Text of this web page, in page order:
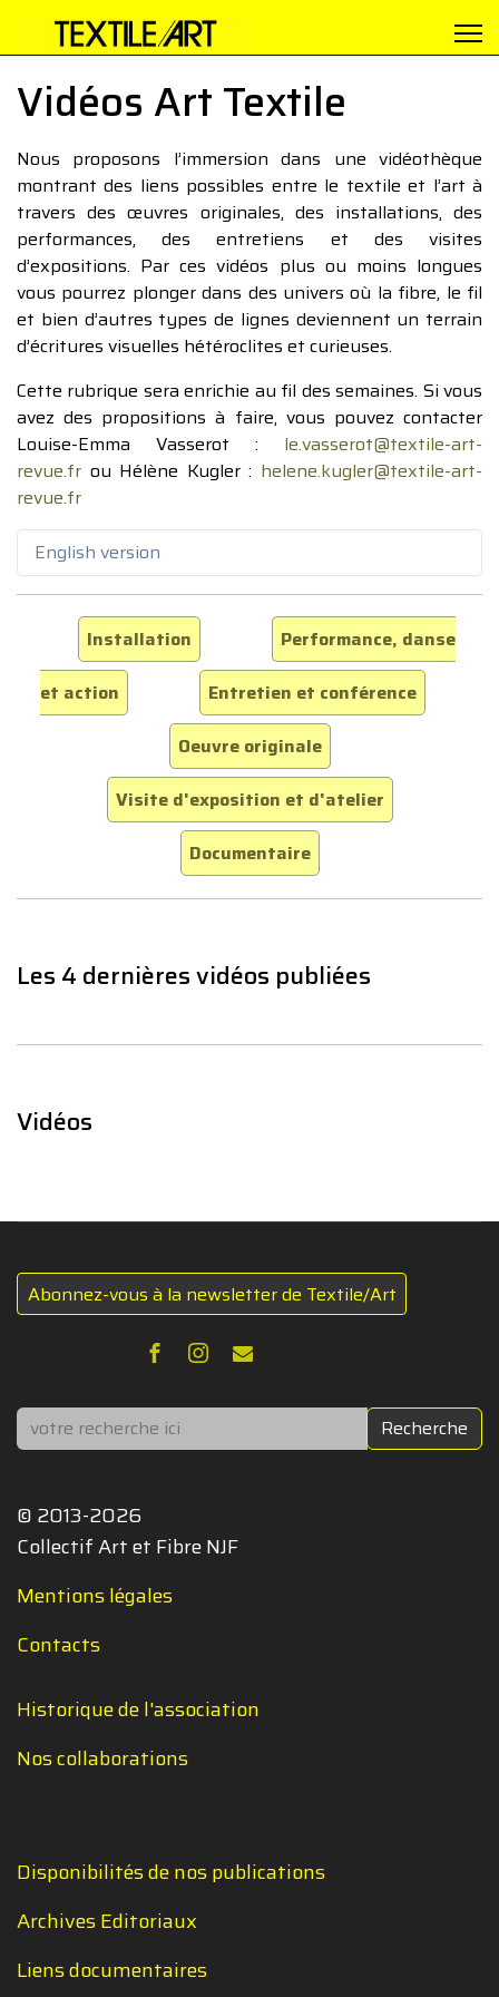
Vidéos Art Textile
Nous proposons l’immersion dans une vidéothèque
montrant des liens possibles entre le textile et l’art à
travers des œuvres originales, des installations, des
performances, des entretiens et des visites
d’expositions. Par ces vidéos plus ou moins longues
vous pourrez plonger dans des univers où la fibre, le fil
et bien d’autres types de lignes deviennent un terrain
d’écritures visuelles hétéroclites et curieuses.
Cette rubrique sera enrichie au fil des semaines. Si vous
avez des propositions à faire, vous pouvez contacter
Louise-Emma Vasserot : le.vasserot@textile-art-
revue.fr ou Hélène Kugler : helene.kugler@textile-art-
revue.fr
English version
Installation
Performance, danse
et action
Entretien et conférence
Oeuvre originale
Visite d'exposition et d'atelier
Documentaire
Les 4 dernières vidéos publiées
Vidéos
Abonnez-vous à la newsletter de Textile/Art
Rechercher Recherche
© 2013-2026
Collectif Art et Fibre NJF
Mentions légales
Contacts
Historique de l'association
Nos collaborations
Disponibilités de nos publications
Archives Editoriaux
Liens documentaires